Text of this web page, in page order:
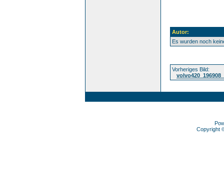
Autor:
Es wurden noch
Vorheriges Bild:
Copyright